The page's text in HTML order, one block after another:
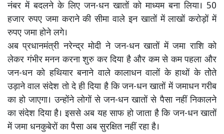
नंबर में बदलने के लिए जन-धन खातों को माध्यम बना लिया। 50
हजार रुपए जमा कराने की सीमा वाले इन खातों में लाखों करोड़ों में
रुपए जमा होने लगे।
अब प्रधानमंत्री नरेन्द्र मोदी ने जन-धन खातों में जमा राशि को
लेकर गंभीर मनन करना शुरु कर दिया है और कम से कम पहला और
जन-धन को हथियार बनाने वाले कालाधन वालों के हाथों के तोेते
उड़ाने वाल संदेश तो दे ही दिया है कि जन-धन खातों में जमाधन गरीब
का हो जाएगा। उन्होंने लोगों से जन-धन खातों से पैसा नहीं निकालने
का संदेश दिया है। इससे अब यह साफ हो जाता है कि जन-धन खातों
में जमा धनकुबेरों का पैसा अब सुरक्षित नहीं रहा है।